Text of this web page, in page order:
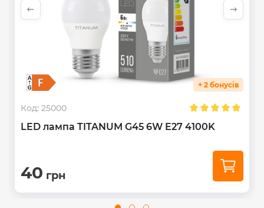
+ 2 бонусів
Код: 25000
LED лампа TITANUM G45 6W E27 4100K
40 грн